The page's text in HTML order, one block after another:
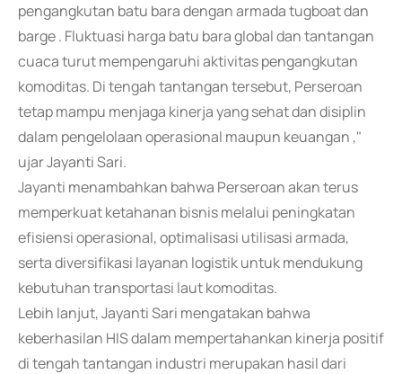
pengangkutan batu bara dengan armada tugboat dan
barge . Fluktuasi harga batu bara global dan tantangan
cuaca turut mempengaruhi aktivitas pengangkutan
komoditas. Di tengah tantangan tersebut, Perseroan
tetap mampu menjaga kinerja yang sehat dan disiplin
dalam pengelolaan operasional maupun keuangan ,"
ujar Jayanti Sari.
Jayanti menambahkan bahwa Perseroan akan terus
memperkuat ketahanan bisnis melalui peningkatan
efisiensi operasional, optimalisasi utilisasi armada,
serta diversifikasi layanan logistik untuk mendukung
kebutuhan transportasi laut komoditas.
Lebih lanjut, Jayanti Sari mengatakan bahwa
keberhasilan HIS dalam mempertahankan kinerja positif
di tengah tantangan industri merupakan hasil dari